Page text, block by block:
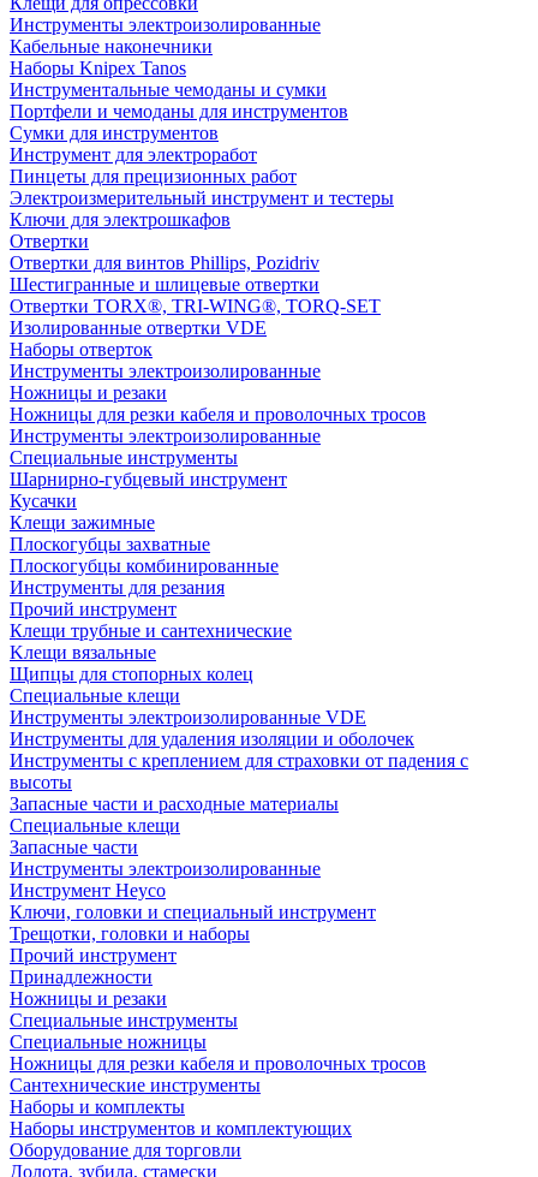
Инструменты электроизолированные
Кабельные наконечники
Наборы Knipex Tanos
Инструментальные чемоданы и сумки
Портфели и чемоданы для инструментов
Сумки для инструментов
Инструмент для электроработ
Пинцеты для прецизионных работ
Электроизмерительный инструмент и тестеры
Ключи для электрошкафов
Отвертки
Отвертки для винтов Phillips, Pozidriv
Шестигранные и шлицевые отвертки
Отвертки TORX®, TRI-WING®, TORQ-SET
Изолированные отвертки VDE
Наборы отверток
Инструменты электроизолированные
Ножницы и резаки
Ножницы для резки кабеля и проволочных тросов
Инструменты электроизолированные
Специальные инструменты
Шарнирно-губцевый инструмент
Кусачки
Клещи зажимные
Плоскогубцы захватные
Плоскогубцы комбинированные
Инструменты для резания
Прочий инструмент
Клещи трубные и сантехнические
Kлещи вязальные
Щипцы для стопорных колец
Специальные клещи
Инструменты электроизолированные VDE
Инструменты для удаления изоляции и оболочек
Инструменты с креплением для страховки от падения с
высоты
Запасные части и расходные материалы
Специальные клещи
Запасные части
Инструменты электроизолированные
Инструмент Heyco
Ключи, головки и специальный инструмент
Трещотки, головки и наборы
Прочий инструмент
Принадлежности
Ножницы и резаки
Специальные инструменты
Специальные ножницы
Ножницы для резки кабеля и проволочных тросов
Сантехнические инструменты
Наборы и комплекты
Наборы инструментов и комплектующих
Оборудование для торговли
Долота, зубила, стамески